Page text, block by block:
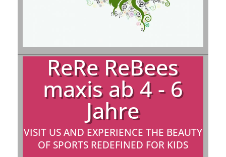
ReRe ReBees
maxis ab 4 - 6
Jahre
VISIT US AND EXPERIENCE THE BEAUTY
OF SPORTS REDEFINED FOR KIDS